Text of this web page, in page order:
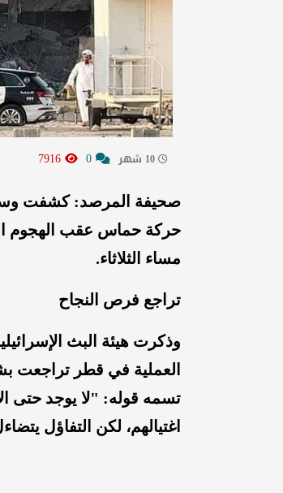
صحيفة المرصد: كشفت وسائل
حركة حماس عقب الهجوم
مساء الثلاثاء.
تراجع فرص النجاح
وذكرت هيئة البث
تسمه قوله: "لا يوجد حتى
اغتيالهم، لكن التفاؤل